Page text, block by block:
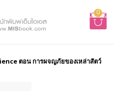
0
ตอน การผจญภัยของเหล่าสัตว์